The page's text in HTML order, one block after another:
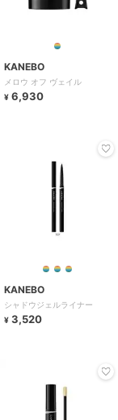
KANEBO
メロウ オフ ヴェイル
¥ 6,930
KANEBO
シャドウジェルライナー
¥ 3,520